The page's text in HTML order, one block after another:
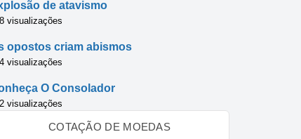
de atavismo
visualizações
opostos criam abismos
visualizações
O Consolador
visualizações
COTAÇÃO DE MOEDAS